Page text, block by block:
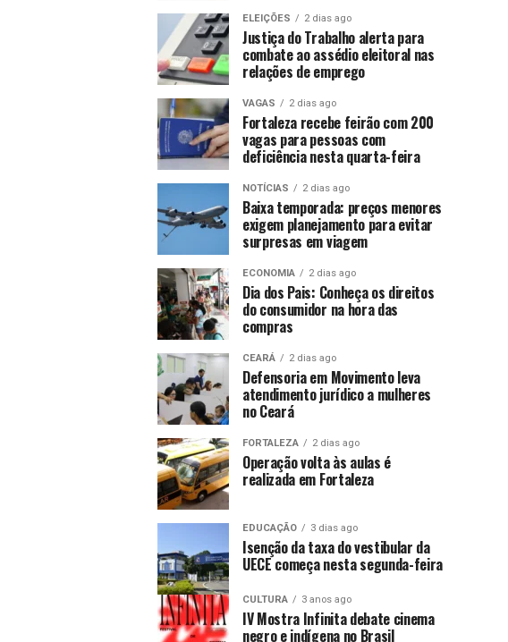
ELEIÇÕES 2 dias ago
Justiça do Trabalho alerta para
combate ao assédio eleitoral nas
relações de emprego
VAGAS 2 dias ago
Fortaleza recebe feirão com 200
vagas para pessoas com
deficiência nesta quarta-feira
NOTÍCIAS 2 dias ago
Baixa temporada: preços menores
exigem planejamento para evitar
surpresas em viagem
ECONOMIA 2 dias ago
Dia dos Pais: Conheça os direitos
do consumidor na hora das
compras
CEARÁ 2 dias ago
Defensoria em Movimento leva
atendimento jurídico a mulheres
no Ceará
FORTALEZA 2 dias ago
Operação volta às aulas é
realizada em Fortaleza
EDUCAÇÃO 3 dias ago
Isenção da taxa do vestibular da
UECE começa nesta segunda-feira
CULTURA 3 anos ago
IV Mostra Infinita debate cinema
negro e indígena no Brasil